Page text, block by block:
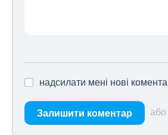
надсилати мені нові
Залишити коментар або